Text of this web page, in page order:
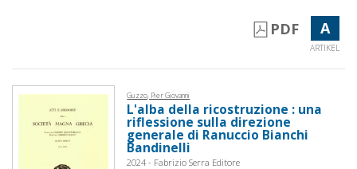
PDF A
ARTIKEL
Guzzo, Pier Giovanni
L'alba della ricostruzione : una
riflessione sulla direzione
generale di Ranuccio Bianchi
Bandinelli
2024 - Fabrizio Serra Editore